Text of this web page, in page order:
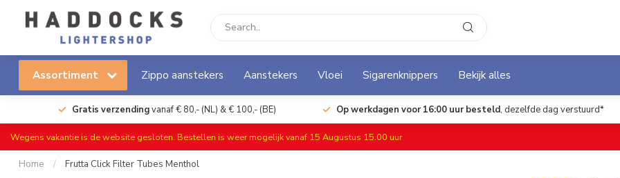
Assortiment Zippo aanstekers Aanstekers Vloei Sigarenknippers Bekijk alles
Gratis verzendingvanaf € 80,- (NL) & € 100,- (BE) Op werkdagen voor 16:00 uur besteld, dezelfde dag verstuurd*
Wegens vakantie is de website gesloten. Bestellen is weer mogelijk vanaf 15 Augustus 15.00 uur
Home / Frutta Click Filter Tubes Menthol